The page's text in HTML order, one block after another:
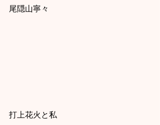
尾隠山寧々
打上花火と私